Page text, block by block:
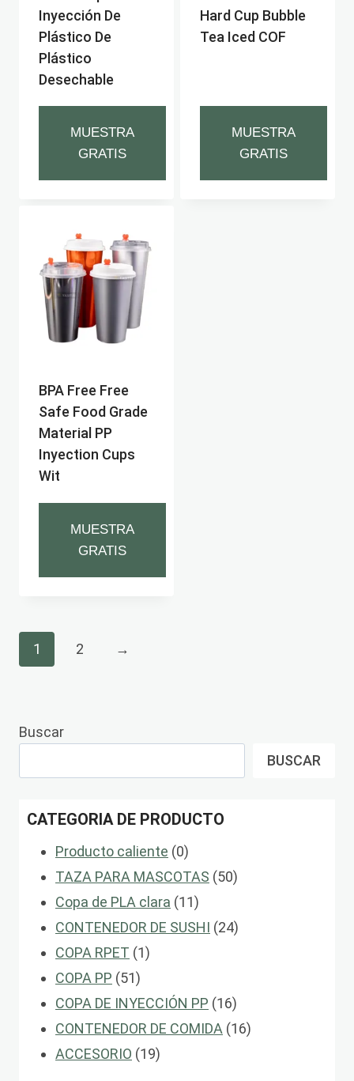
Inyección De
Plástico De
Plástico
Desechable
MUESTRA
GRATIS
Hard Cup Bubble
Tea Iced COF
MUESTRA
GRATIS
BPA Free Free
Safe Food Grade
Material PP
Inyection Cups
Wit
MUESTRA
GRATIS
1 2 →
Buscar
BUSCAR
CATEGORIA DE PRODUCTO
Producto caliente 00
productos
TAZA PARA MASCOTAS 5050
Copa de PLA clara 1111
productos
CONTENEDOR DE SUSHI 2424
COPA RPET 11
COPA PP 5151
productos
COPA DE INYECCIÓN PP 1616
productos
CONTENEDOR DE COMIDA 1616
ACCESORIO 1919